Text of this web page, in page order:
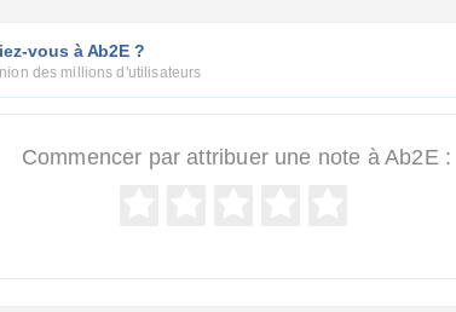
vous à Ab2E ?
des millions d'utilisateurs
Commencer par attribuer une note à Ab2E :